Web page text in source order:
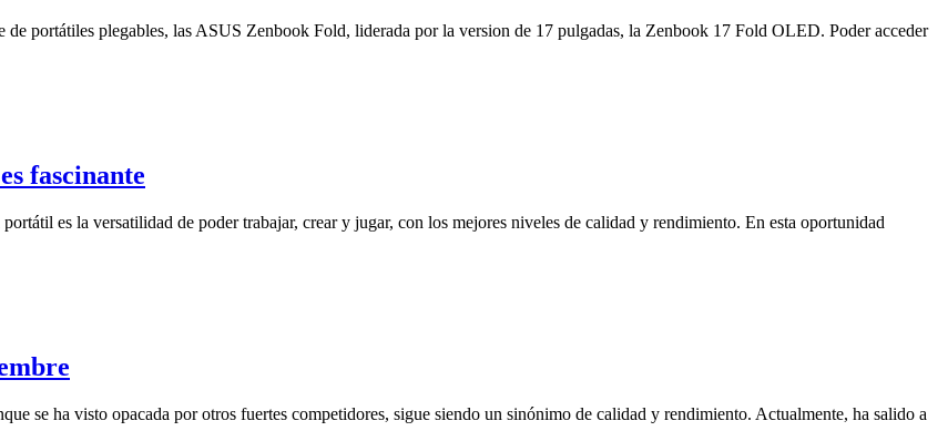
de portátiles plegables, las ASUS Zenbook Fold, liderada por la version de 17 pulgadas, la Zenbook 17 Fold OLED. Poder acceder
fascinante
es la versatilidad de poder trabajar, crear y jugar, con los mejores niveles de calidad y rendimiento. En esta oportunidad
se ha visto opacada por otros fuertes competidores, sigue siendo un sinónimo de calidad y rendimiento. Actualmente, ha salido a